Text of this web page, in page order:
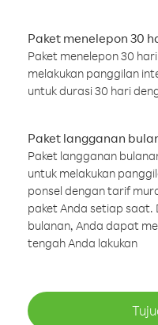
Paket menelepon 30
Paket menelepon 30
melakukan panggilan
untuk durasi 30 hari
Paket langganan
Paket langganan
untuk melakukan
ponsel dengan tarif
paket Anda setiap saat.
bulanan, Anda dapat
tengah Anda lakukan